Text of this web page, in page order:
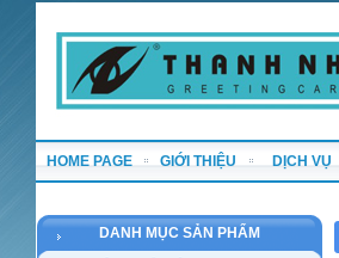
HOME PAGE GIỚI THIỆU DỊCH VỤ
DANH MỤC SẢN PHẨM